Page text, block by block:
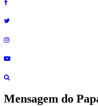
Mensagem do